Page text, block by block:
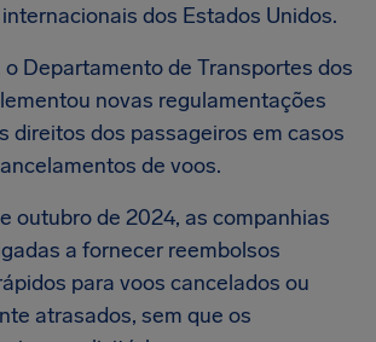
dos Estados Unidos.
Departamento de Transportes dos
novas regulamentações
direitos dos passageiros em casos
de voos.
outubro de 2024, as companhias
a fornecer reembolsos
para voos cancelados ou
atrasados, sem que os